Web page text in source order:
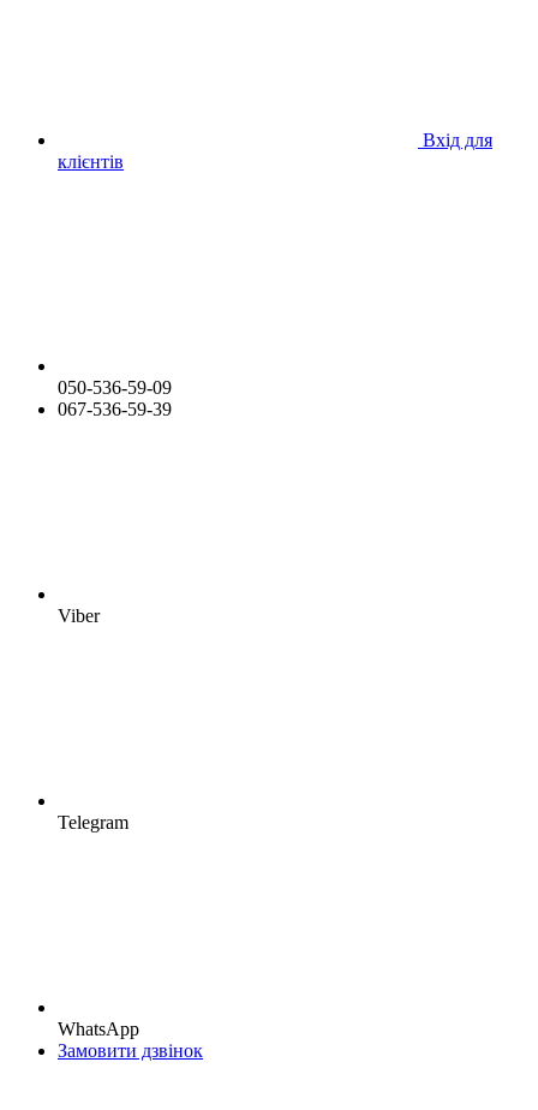
Вхід для
клієнтів
050-536-59-09
067-536-59-39
Viber
Telegram
WhatsApp
Замовити дзвінок